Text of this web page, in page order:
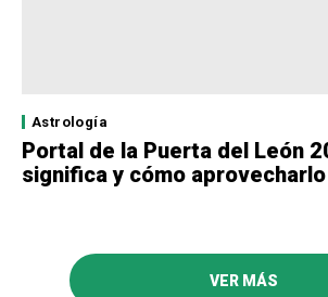
Astrología
Portal de la Puerta del León
significa y cómo aprovecharlo
VER MÁS